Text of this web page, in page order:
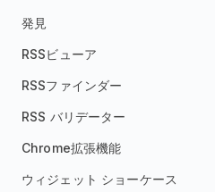
発見
RSSビューア
RSSファインダー
RSS バリデーター
Chrome拡張機能
ウィジェット ショーケース